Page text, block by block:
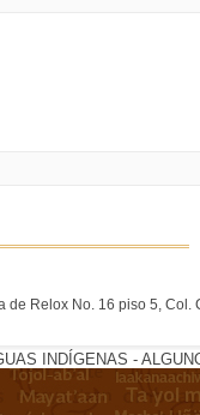
de Relox No. 16 piso 5, Col.
INDÍGENAS -